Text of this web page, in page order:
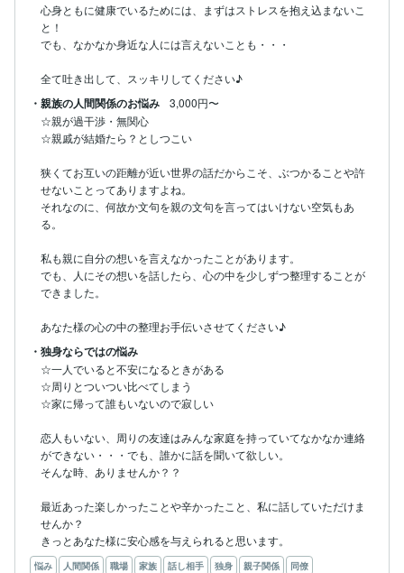
心身ともに健康でいるためには、まずはストレスを抱え込まないこ
と！
でも、なかなか身近な人には言えないことも・・・
全て吐き出して、スッキリしてください♪
・親族の人間関係のお悩み
3,000円〜
☆親が過干渉・無関心
☆親戚が結婚たら？としつこい
狭くてお互いの距離が近い世界の話だからこそ、ぶつかることや許
せないことってありますよね。
それなのに、何故か文句を親の文句を言ってはいけない空気もあ
る。
私も親に自分の想いを言えなかったことがあります。
でも、人にその想いを話したら、心の中を少しずつ整理することが
できました。
あなた様の心の中の整理お手伝いさせてください♪
・独身ならではの悩み
☆一人でいると不安になるときがある
☆周りとついつい比べてしまう
☆家に帰って誰もいないので寂しい
恋人もいない、周りの友達はみんな家庭を持っていてなかなか連絡
ができない・・・でも、誰かに話を聞いて欲しい。
そんな時、ありませんか？？
最近あった楽しかったことや辛かったこと、私に話していただけま
せんか？
きっとあなた様に安心感を与えられると思います。
悩み 人間関係 職場 家族 話し相手 独身 親子関係 同僚